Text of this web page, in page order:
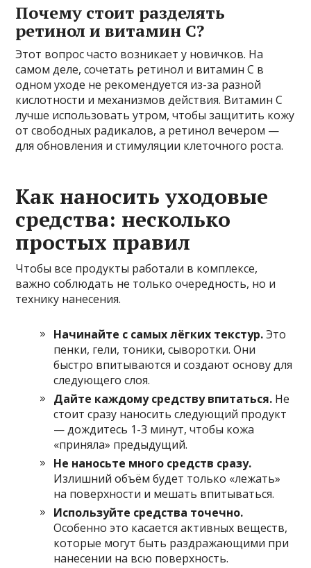
Почему стоит разделять
ретинол и витамин C?
Этот вопрос часто возникает у новичков. На
самом деле, сочетать ретинол и витамин C в
одном уходе не рекомендуется из-за разной
кислотности и механизмов действия. Витамин C
лучше использовать утром, чтобы защитить кожу
от свободных радикалов, а ретинол вечером —
для обновления и стимуляции клеточного роста.
Как наносить уходовые
средства: несколько
простых правил
Чтобы все продукты работали в комплексе,
важно соблюдать не только очередность, но и
технику нанесения.
Начинайте с самых лёгких текстур.Это
пенки, гели, тоники, сыворотки. Они
быстро впитываются и создают основу для
следующего слоя.
Дайте каждому средству впитаться. Не
стоит сразу наносить следующий продукт
— дождитесь 1-3 минут, чтобы кожа
«приняла» предыдущий.
Не наносьте много средств сразу.
Излишний объём будет только «лежать»
на поверхности и мешать впитываться.
Используйте средства точечно.
Особенно это касается активных веществ,
которые могут быть раздражающими при
нанесении на всю поверхность.